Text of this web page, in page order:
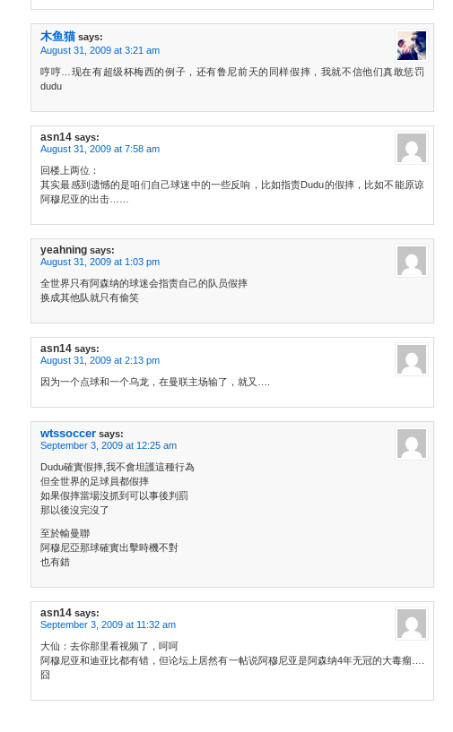
木鱼猫 says:
August 31, 2009 at 3:21 am
哼哼…现在有超级杯梅西的例子，还有鲁尼前天的同样假摔，我就不信他们真敢惩罚
dudu
asn14 says:
August 31, 2009 at 7:58 am
回楼上两位：
其实最感到遗憾的是咱们自己球迷中的一些反响，比如指责Dudu的假摔，比如不能原谅
阿穆尼亚的出击……
yeahning says:
August 31, 2009 at 1:03 pm
全世界只有阿森纳的球迷会指责自己的队员假摔
换成其他队就只有偷笑
asn14 says:
August 31, 2009 at 2:13 pm
因为一个点球和一个乌龙，在曼联主场输了，就又….
wtssoccer says:
September 3, 2009 at 12:25 am
Dudu確實假摔,我不會坦護這種行為
但全世界的足球員都假摔
如果假摔當場沒抓到可以事後判罰
那以後沒完沒了
至於輸曼聯
阿穆尼亞那球確實出擊時機不對
也有錯
asn14 says:
September 3, 2009 at 11:32 am
大仙：去你那里看视频了，呵呵
阿穆尼亚和迪亚比都有错，但论坛上居然有一帖说阿穆尼亚是阿森纳4年无冠的大毒瘤….
囧